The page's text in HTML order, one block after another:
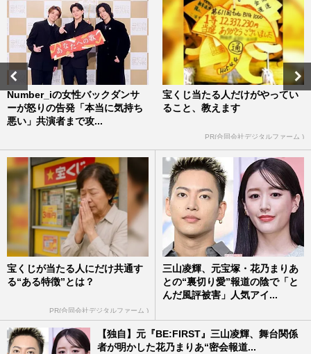
Number_iの女性バックダンサ
ーが怒りの告発「本当に気持ち
悪い」共演者まで攻...
宝くじ当たる人だけがやってい
ること、教えます
PR(合同会社デジタルファーム )
宝くじが当たる人にだけ共通す
る“ある特徴”とは？
PR(合同会社デジタルファーム )
三山凌輝、元宝塚・花乃まりあ
との“裏切り愛”報道の陰で「と
んだ風評被害」人気アイ...
【独自】元『BE:FIRST』三山凌輝、舞台関係
者が明かした花乃まりあ“密会報道...